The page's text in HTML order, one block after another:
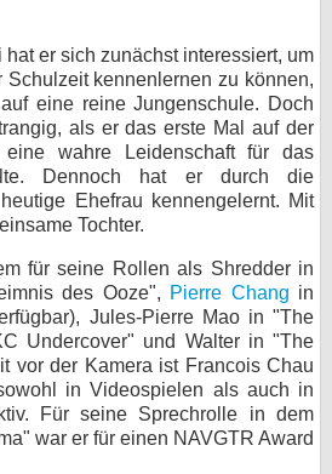
er sich zunächst interessiert, um
Schulzeit kennenlernen zu können,
eine reine Jungenschule. Doch
als er das erste Mal auf der
wahre Leidenschaft für das
Dennoch hat er durch die
Ehefrau kennengelernt. Mit
Tochter.
für seine Rollen als Shredder in
des Ooze", Pierre Chang in
Jules-Pierre Mao in "The
Undercover" und Walter in "The
vor der Kamera ist Francois Chau
in Videospielen als auch in
Für seine Sprechrolle in dem
war er für einen NAVGTR Award
Kontakt
Nutzungsbedingungen
Datenschutz
Cookie-Einstellungen
Impressum
Desktop-Ansicht
myFanbase